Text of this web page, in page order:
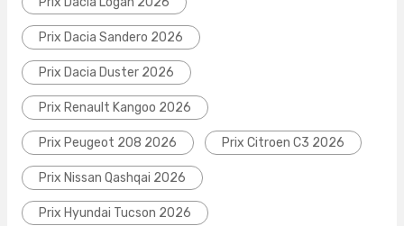
Prix Dacia Sandero 2026
Prix Dacia Duster 2026
Prix Renault Kangoo 2026
Prix Peugeot 208 2026 Prix Citroen C3 2026
Prix Nissan Qashqai 2026
Prix Hyundai Tucson 2026